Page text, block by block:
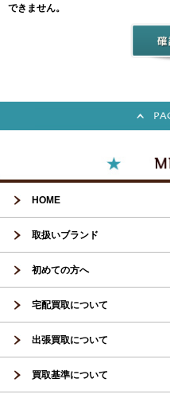
できません。
HOME
取扱いブランド
初めての方へ
宅配買取について
出張買取について
買取基準について